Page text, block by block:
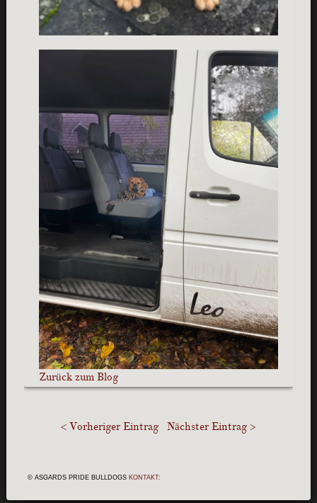
Zurück zum Blog
< Vorheriger Eintrag Nächster Eintrag >
© ASGARDS PRIDE BULLDOGS KONTAKT: